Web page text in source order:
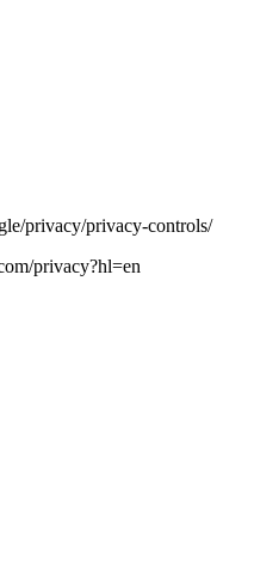
privacy/privacy-controls/
privacy?hl=en